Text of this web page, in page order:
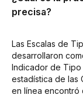
precisa?
Las Escalas de
desarrollaron
Indicador de Tipo
estadística de las
en línea encontró